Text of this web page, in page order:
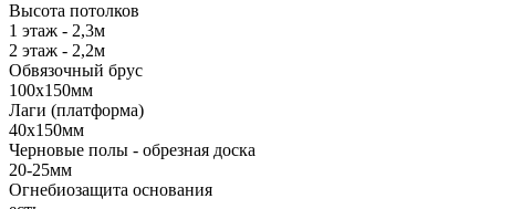
Высота потолков
1 этаж - 2,3м
2 этаж - 2,2м
Обвязочный брус
100х150мм
Лаги (платформа)
40х150мм
Черновые полы - обрезная доска
20-25мм
Огнебиозащита основания